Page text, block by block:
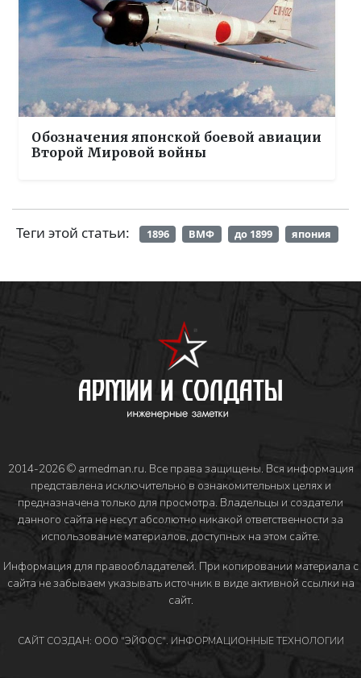
Обозначения японской боевой авиации
Второй Мировой войны
Теги этой статьи: 1896 ВМФ до 1899 япония
2014-2026 © armedman.ru. Все права защищены. Вся информация
представлена исключительно в ознакомительных целях и
предназначена только для просмотра. Владельцы и создатели
данного сайта не несут абсолютно никакой ответственности за
использование материалов, доступных на этом сайте.
Информация для правообладателей. При копировании материала с
сайта не забываем указывать источник в виде активной ссылки на
сайт.
САЙТ СОЗДАН: ООО "ЭЙФОС". ИНФОРМАЦИОННЫЕ ТЕХНОЛОГИИ